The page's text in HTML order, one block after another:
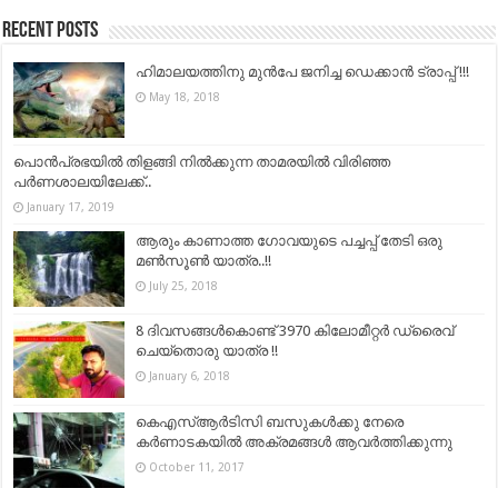
Recent Posts
ഹിമാലയത്തിനു മുൻപേ ജനിച്ച ഡെക്കാൻ ട്രാപ്പ് !!!
May 18, 2018
പൊൻപ്രഭയിൽ തിളങ്ങി നിൽക്കുന്ന താമരയിൽ വിരിഞ്ഞ
പർണശാലയിലേക്ക്..
January 17, 2019
ആരും കാണാത്ത ഗോവയുടെ പച്ചപ്പ്‌ തേടി ഒരു
മൺസൂൺ യാത്ര..!!
July 25, 2018
8 ദിവസങ്ങള്‍കൊണ്ട് 3970 കിലോമീറ്റര്‍ ഡ്രൈവ്
ചെയ്തൊരു യാത്ര !!
January 6, 2018
കെഎസ്ആർടിസി ബസുകൾക്കു നേരെ
കർണാടകയിൽ അക്രമങ്ങൾ ആവർത്തിക്കുന്നു
October 11, 2017